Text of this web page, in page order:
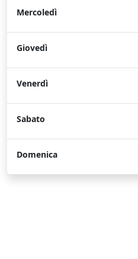
Mercoledì
Giovedì
Venerdì
Sabato
Domenica